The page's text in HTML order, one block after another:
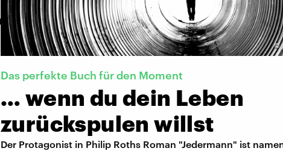
©
Das perfekte Buch für den Moment
… wenn du dein Leben
zurückspulen willst
Der Protagonist in Philip Roths Roman "Jedermann" ist